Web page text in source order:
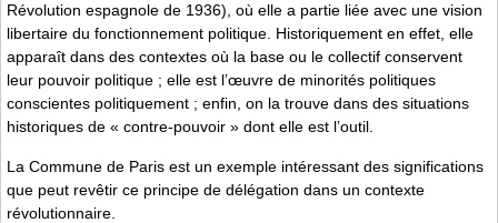
Révolution espagnole de 1936), où elle a partie liée avec une vision
libertaire du fonctionnement politique. Historiquement en effet, elle
apparaît dans des contextes où la base ou le collectif conservent
leur pouvoir politique ; elle est l’œuvre de minorités politiques
conscientes politiquement ; enfin, on la trouve dans des situations
historiques de « contre-pouvoir » dont elle est l’outil.
La Commune de Paris est un exemple intéressant des significations
que peut revêtir ce principe de délégation dans un contexte
révolutionnaire.